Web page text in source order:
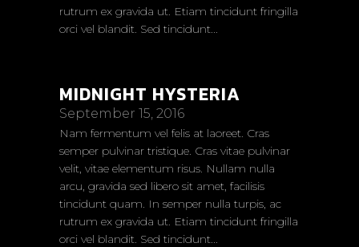
rutrum ex gravida ut. Etiam tincidunt fringilla
orci vel blandit. Sed tincidunt...
MIDNIGHT HYSTERIA
September 15, 2016
Nam fermentum vel felis at laoreet. Cras
semper pulvinar tristique. Cras vitae pulvinar
velit, vitae elementum risus. Nullam nulla
arcu, gravida sed libero sit amet, facilisis
tincidunt quam. In semper nulla turpis, ac
rutrum ex gravida ut. Etiam tincidunt fringilla
orci vel blandit. Sed tincidunt...